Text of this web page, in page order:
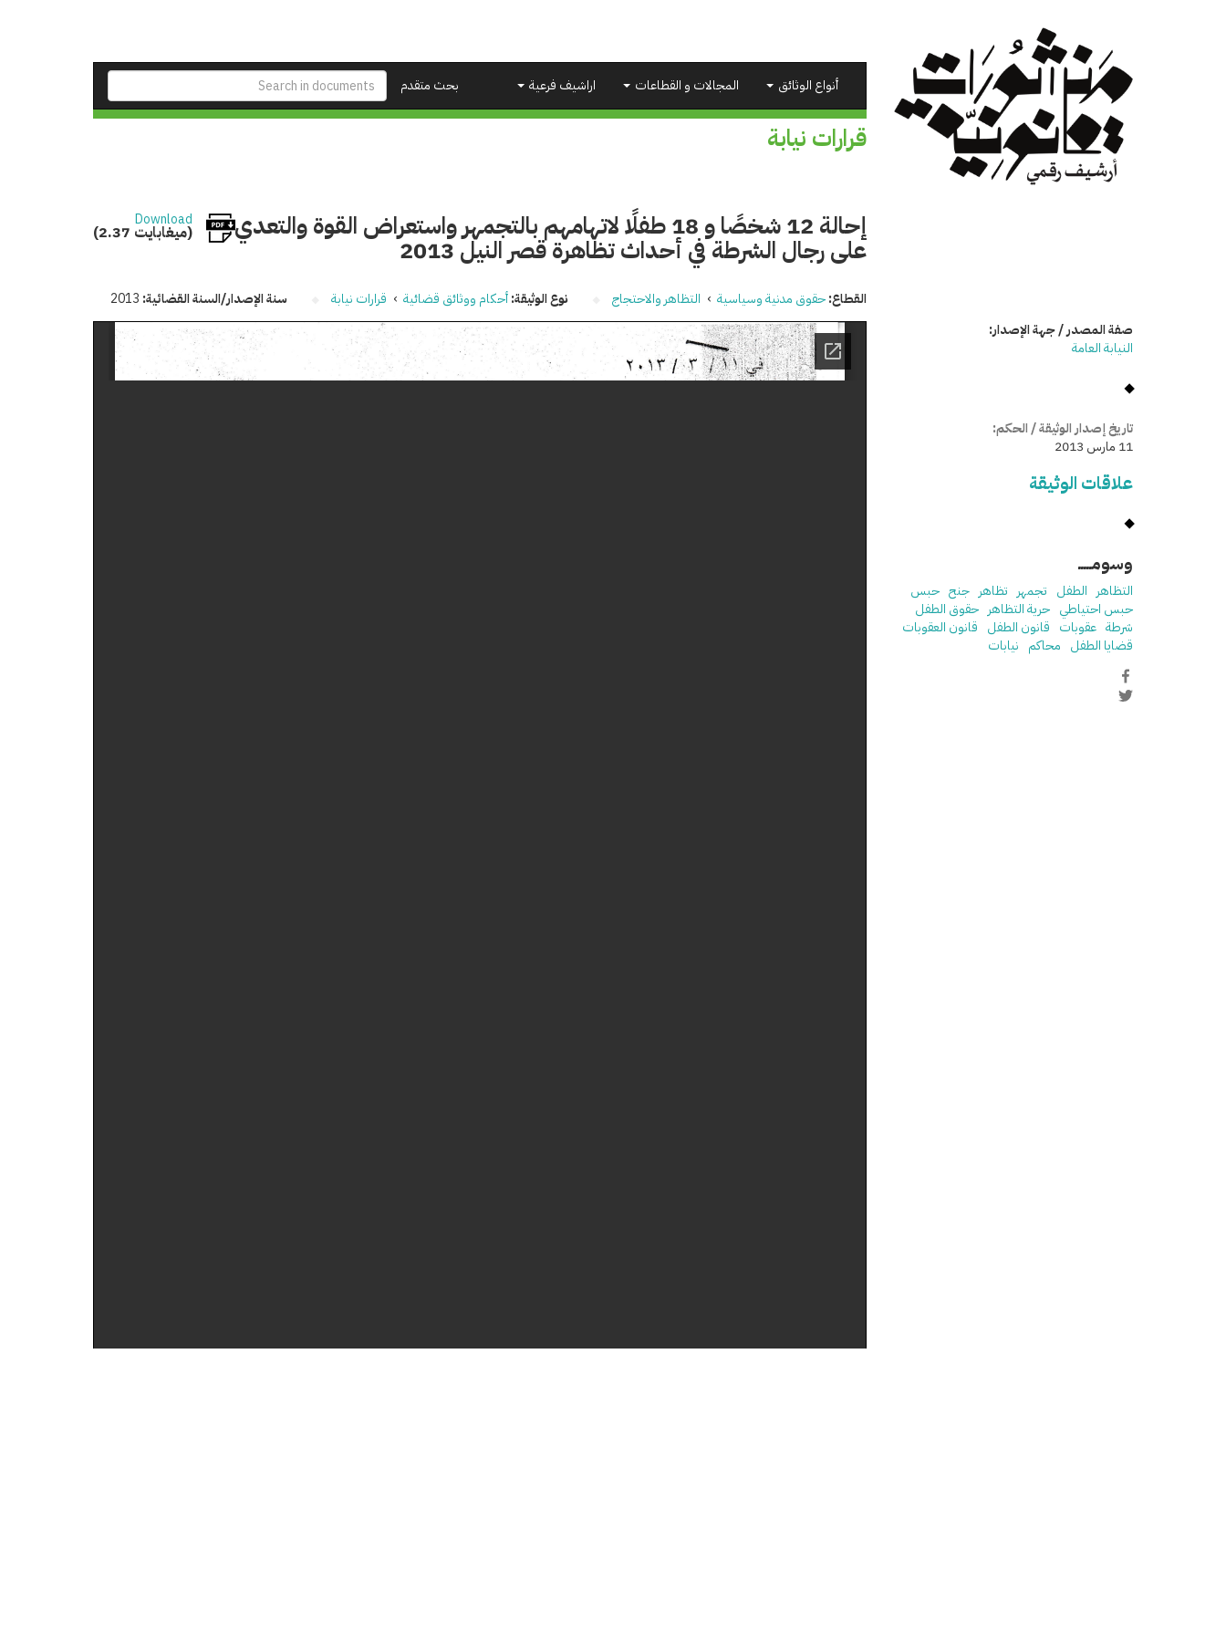
بحث متقدم
أنواع الوثائق المجالات و القطاعات اراشيف فرعية
قرارات نيابة
إحالة 12 شخصًا و 18 طفلًا لاتهامهم بالتجمهر واستعراض القوة والتعدي
على رجال الشرطة في أحداث تظاهرة قصر النيل 2013
Download
(2.37 ميغابايت)
القطاع:حقوق مدنية وسياسية › التظاهر والاحتجاج نوع الوثيقة:أحكام ووثائق قضائية › قرارات نيابة سنة الإصدار/السنة القضائية: 2013
صفة المصدر / جهة الإصدار:
النيابة العامة
تاريخ إصدار الوثيقة / الحكم:
11 مارس 2013
علاقات الوثيقة
وسومـــــ
التظاهر الطفل تجمهر تظاهر جنح حبس
حبس احتياطي حرية التظاهر حقوق الطفل
شرطة عقوبات قانون الطفل قانون العقوبات
قضايا الطفل محاكم نيابات